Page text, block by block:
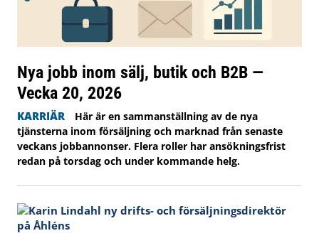
Nya jobb inom sälj, butik och B2B —
Vecka 20, 2026
KARRIÄR
Här är en sammanställning av de nya
tjänsterna inom försäljning och marknad från senaste
veckans jobbannonser. Flera roller har ansökningsfrist
redan på torsdag och under kommande helg.